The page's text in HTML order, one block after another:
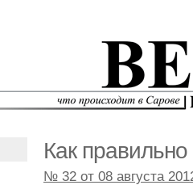
Как
№ 32 от 08 августа